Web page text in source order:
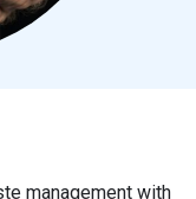
management with